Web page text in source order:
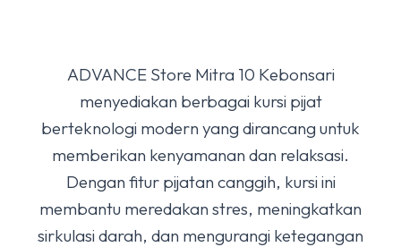
ADVANCE Store Mitra 10 Kebonsari
menyediakan berbagai kursi pijat
berteknologi modern yang dirancang untuk
memberikan kenyamanan dan relaksasi.
Dengan fitur pijatan canggih, kursi ini
membantu meredakan stres, meningkatkan
sirkulasi darah, dan mengurangi ketegangan